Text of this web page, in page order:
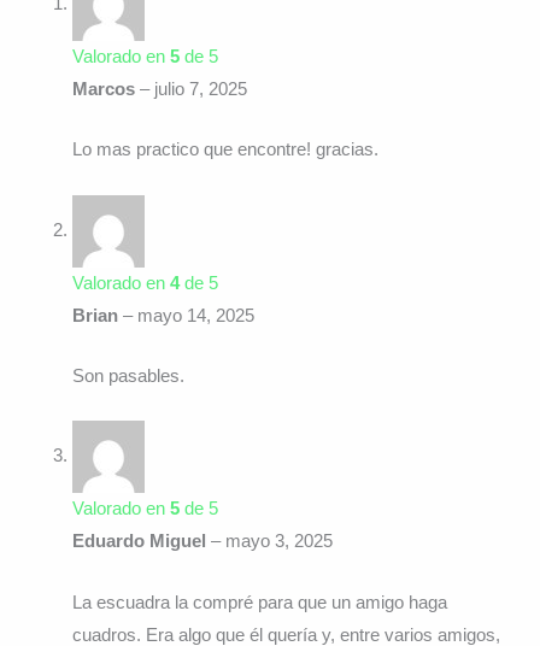
Valorado en 5 de 5
Marcos – julio 7, 2025
Lo mas practico que encontre! gracias.
Valorado en 4de 5
Brian – mayo 14, 2025
Son pasables.
Valorado en 5 de 5
Eduardo Miguel – mayo 3, 2025
La escuadra la compré para que un amigo haga
cuadros. Era algo que él quería y, entre varios amigos,